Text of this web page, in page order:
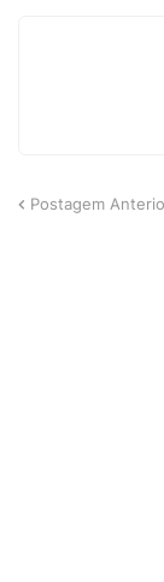
Postagem